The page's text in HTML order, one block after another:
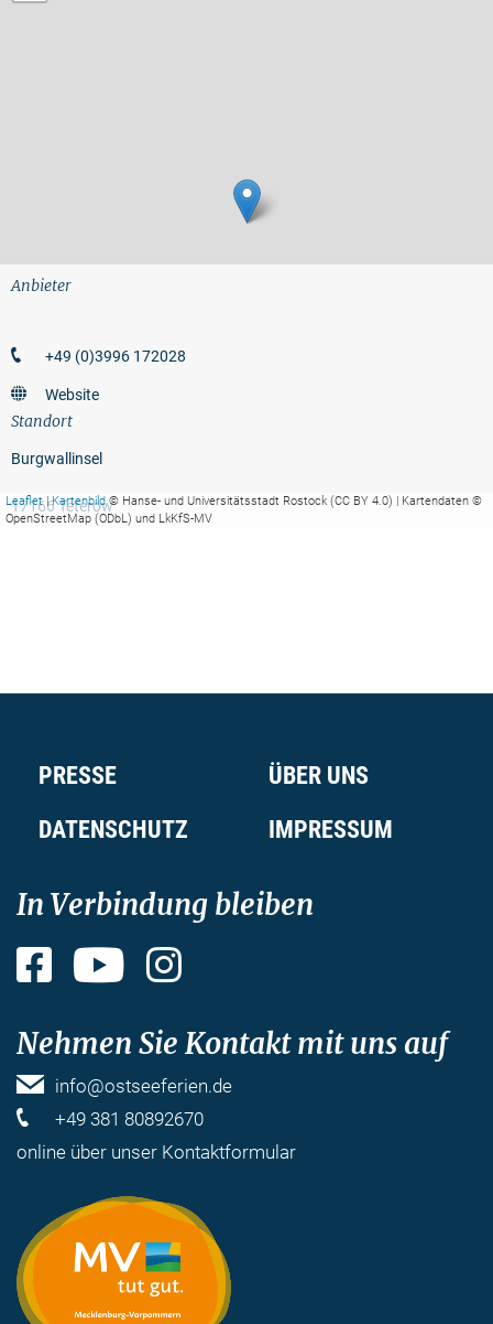
Leaflet|Kartenbild© Hanse- und Universitätsstadt Rostock (CC BY 4.0) | Kartendaten ©
OpenStreetMap (ODbL) und LkKfS-MV
Anbieter
+49 (0)3996 172028
Website
Standort
Burgwallinsel
17166 Teterow
PRESSE
ÜBER UNS
DATENSCHUTZ
IMPRESSUM
In Verbindung bleiben
Facebook YouTube
Nehmen Sie Kontakt mit uns auf
info@ostseeferien.de
+49 381 80892670
online über unser Kontaktformular